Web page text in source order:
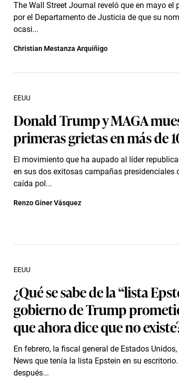
The Wall Street Journal reveló que en mayo
por el Departamento de Justicia de que su
ocasi...
Christian Mestanza Arquiñigo
Donald Trump y MAGA
primeras grietas en más de
El movimiento que ha aupado al líder
en sus dos exitosas campañas presidenciales
caída pol...
EEUU
Renzo Giner Vásquez
¿Qué se sabe de la “lista
gobierno de Trump
que ahora dice que no
En febrero, la fiscal general de Estados
News que tenía la lista Epstein en su
después...
EEUU